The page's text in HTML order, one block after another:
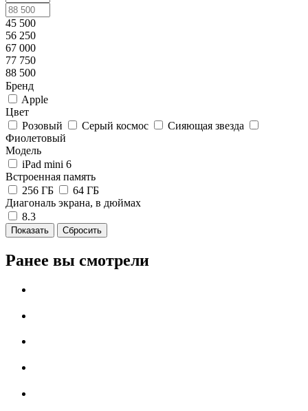
45 500
56 250
67 000
77 750
88 500
Бренд
Apple
Цвет
Розовый
Серый космос
Сияющая звезда
Фиолетовый
Модель
iPad mini 6
Встроенная память
256 ГБ
64 ГБ
Диагональ экрана, в дюймах
8.3
Сбросить
Ранее вы смотрели